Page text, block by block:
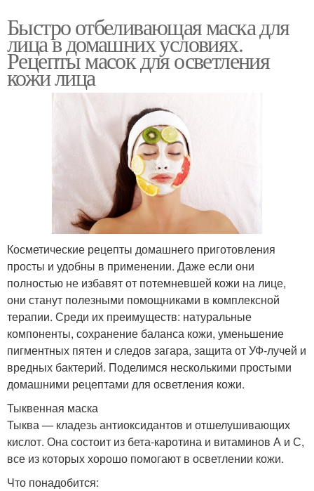
Быстро отбеливающая маска для
лица в домашних условиях.
Рецепты масок для осветления
кожи лица
Косметические рецепты домашнего приготовления
просты и удобны в применении. Даже если они
полностью не избавят от потемневшей кожи на лице,
они станут полезными помощниками в комплексной
терапии. Среди их преимуществ: натуральные
компоненты, сохранение баланса кожи, уменьшение
пигментных пятен и следов загара, защита от УФ-лучей и
вредных бактерий. Поделимся несколькими простыми
домашними рецептами для осветления кожи.
Тыквенная маска
Тыква — кладезь антиоксидантов и отшелушивающих
кислот. Она состоит из бета-каротина и витаминов А и С,
все из которых хорошо помогают в осветлении кожи.
Что понадобится: